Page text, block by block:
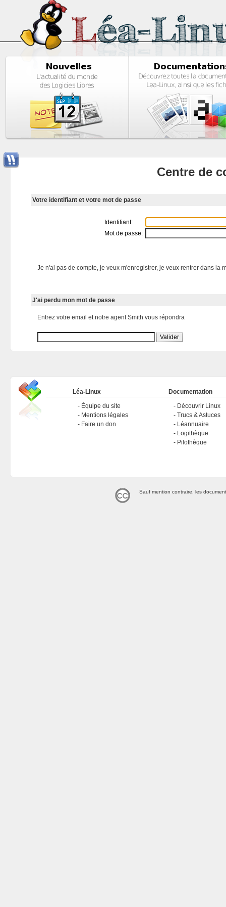
Centre de
Votre identifiant et votre mot de passe
Identifiant:
Mot de passe:
Je n'ai pas de compte, je veux m'enregistrer, je veux rentrer dans la
J'ai perdu mon mot de passe
Entrez votre email et notre agent Smith vous répondra
Léa-Linux
Équipe du site
Mentions légales
Faire un don
Documentation
Découvrir Linux
Trucs & Astuces
Léannuaire
Logithèque
Pilothèque
Sauf mention contraire, les